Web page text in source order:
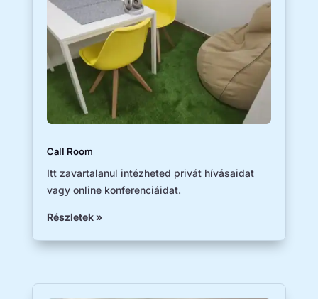
Call Room
Itt zavartalanul intézheted privát hívásaidat
vagy online konferenciáidat.
Részletek »